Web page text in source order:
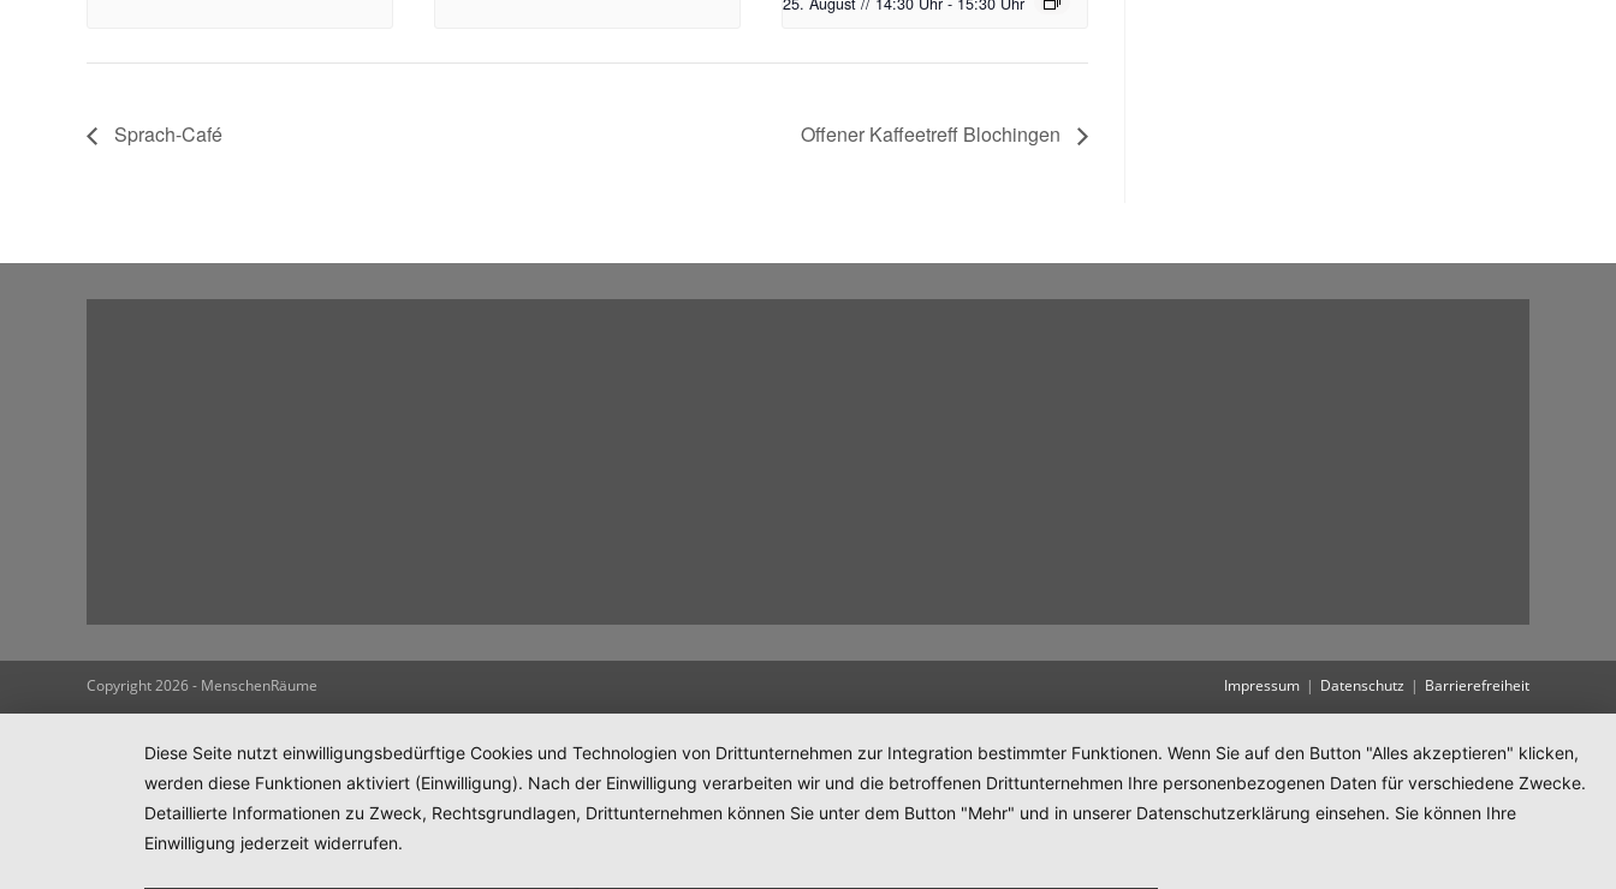
Sprach-Café Offener Kaffeetreff Blochingen
Impressum Datenschutz Barrierefreiheit
Copyright 2026 - MenschenRäume
Diese Seite nutzt einwilligungsbedürftige Cookies und Technologien von Drittunternehmen zur Integration bestimmter Funktionen. Wenn Sie auf den Button "Alles akzeptieren" klicken,
werden diese Funktionen aktiviert (Einwilligung). Nach der Einwilligung verarbeiten wir und die betroffenen Drittunternehmen Ihre personenbezogenen Daten für verschiedene Zwecke.
Detaillierte Informationen zu Zweck, Rechtsgrundlagen, Drittunternehmen können Sie unter dem Button "Mehr" und in unserer Datenschutzerklärung einsehen. Sie können Ihre
Einwilligung jederzeit widerrufen.